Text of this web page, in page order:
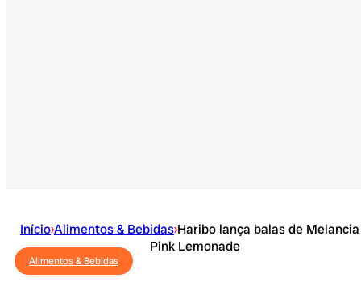
Início›Alimentos & Bebidas›Haribo lança balas de
Pink Lemonade
Alimentos & Bebidas